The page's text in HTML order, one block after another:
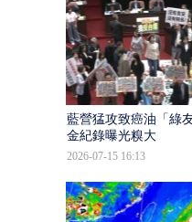
藍營猛攻致癌油「綠
金紀錄曝光糗大
2026-07-15 16:13